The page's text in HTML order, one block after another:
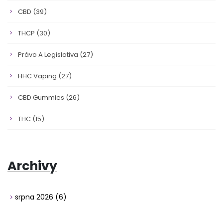
CBD (39)
THCP (30)
Právo A Legislativa (27)
HHC Vaping (27)
CBD Gummies (26)
THC (15)
Archivy
srpna 2026 (6)